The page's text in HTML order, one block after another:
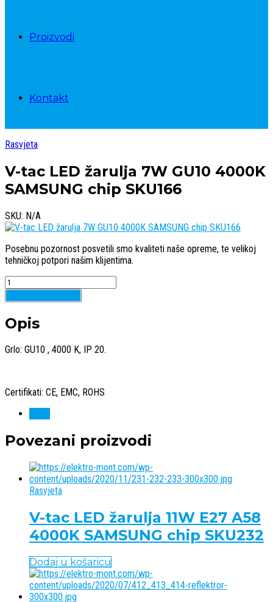
Proizvodi
Kontakt
Rasvjeta
V-tac LED žarulja 7W GU10 4000K
SAMSUNG chip SKU166
SKU: N/A
Posebnu pozornost posvetili smo kvaliteti naše opreme, te velikoj
tehničkoj potpori našim klijentima.
Quantity
Opis
Grlo: GU10 , 4000 K, IP 20.
Certifikati: CE, EMC, ROHS
Povezani proizvodi
Rasvjeta
V-tac LED žarulja 11W E27 A58
4000K SAMSUNG chip SKU232
Dodaj u košaricu